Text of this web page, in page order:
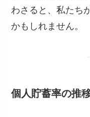
わさると、私たち
かもしれません。
個人貯蓄率の推